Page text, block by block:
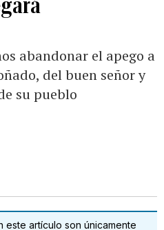
abandonar el apego a
del buen señor y
su pueblo
este artículo son únicamente